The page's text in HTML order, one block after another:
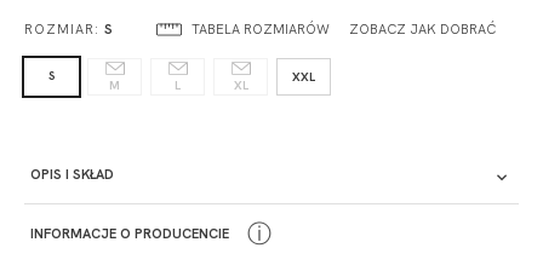
ROZMIAR: S TABELA ROZMIARÓW ZOBACZ JAK DOBRAĆ
S
M L XL
XXL
OPIS I SKŁAD
INFORMACJE O PRODUCENCIE ⓘ